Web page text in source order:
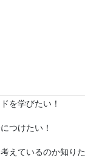
を学びたい！
つけたい！
えているのか知りた